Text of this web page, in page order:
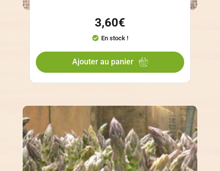
3,60€
En stock !
Ajouter au panier